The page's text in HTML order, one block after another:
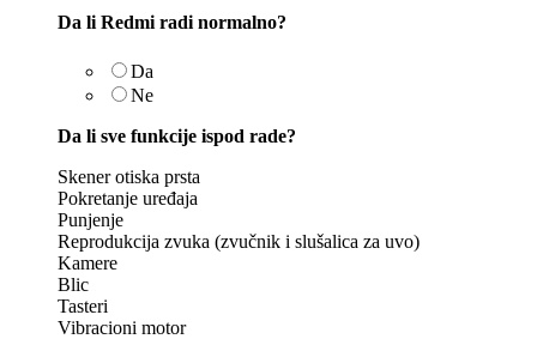
Da li Redmi radi normalno?
Da
Ne
Da li sve funkcije ispod rade?
Skener otiska prsta
Pokretanje uređaja
Punjenje
Reprodukcija zvuka (zvučnik i slušalica za uvo)
Kamere
Blic
Tasteri
Vibracioni motor